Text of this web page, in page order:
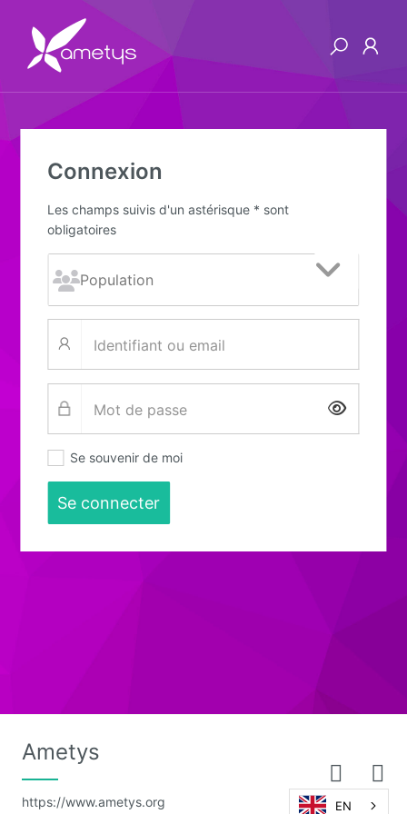
Connexion
Les champs suivis d'un astérisque * sont
obligatoires
Afficher
Se souvenir de moi
Se connecter
Ametys
https://www.ametys.org EN